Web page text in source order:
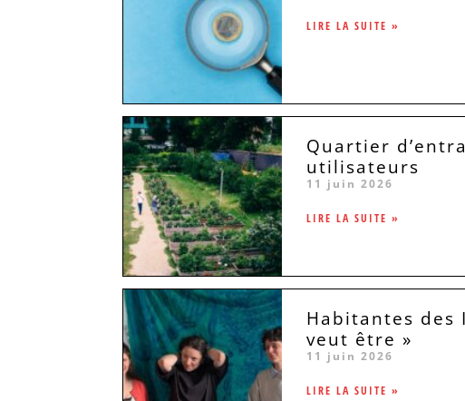
LIRE LA SUITE »
Quartier
utilisateurs
11 juin 2026
LIRE LA SUITE »
Habitantes des
veut être »
11 juin 2026
LIRE LA SUITE »